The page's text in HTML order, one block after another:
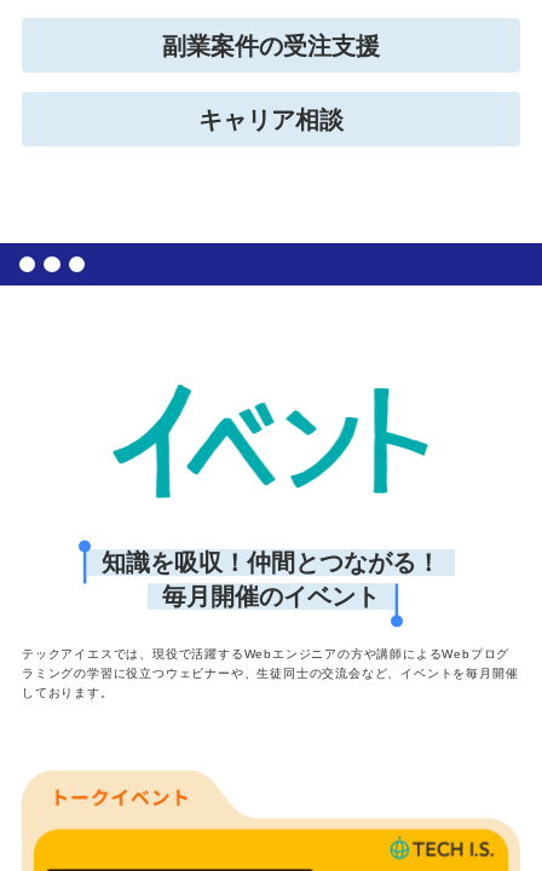
副業案件の受注支援
キャリア相談
知識を吸収！仲間とつながる！
毎月開催のイベント
テックアイエスでは、現役で活躍するWebエンジニアの方や講師によるWebプログ
ラミングの学習に役立つウェビナーや、生徒同士の交流会など、イベントを毎月開催
しております。